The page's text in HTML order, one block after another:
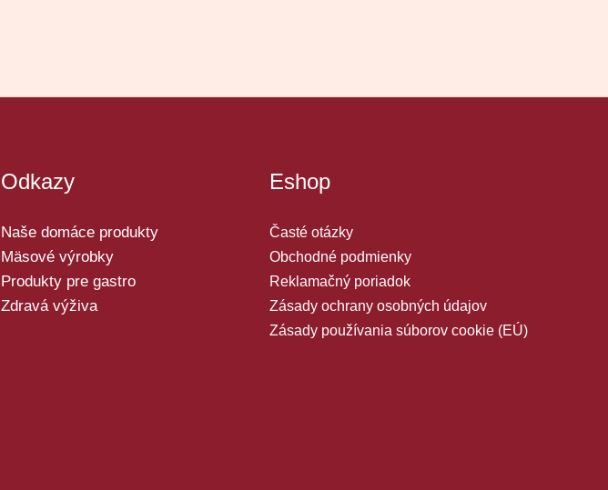
Odkazy
Naše domáce produkty
Mäsové výrobky
Produkty pre gastro
Zdravá výživa
Eshop
Časté otázky
Obchodné podmienky
Reklamačný poriadok
Zásady ochrany osobných údajov
Zásady používania súborov cookie (EÚ)